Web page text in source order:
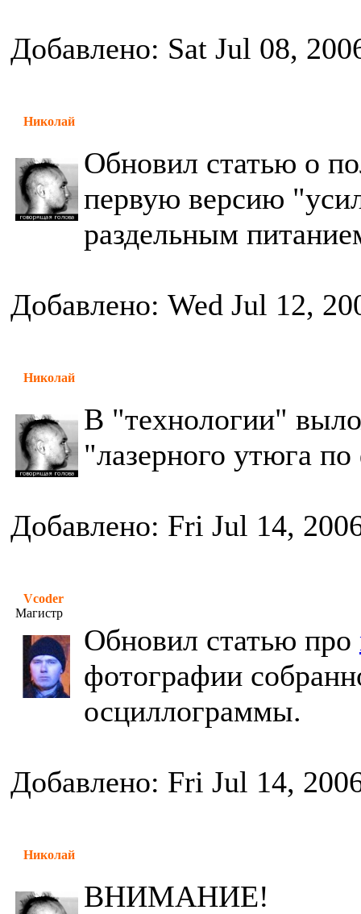
Добавлено: Sat Jul 08,
Николай
Обновил статью о
первую версию
раздельным
Добавлено: Wed Jul 12,
Николай
В "технологии"
"лазерного утюга
Добавлено: Fri Jul 14,
Vcoder
Магистр
Обновил статью про
фотографии
осциллограммы.
Добавлено: Fri Jul 14,
Николай
ВНИМАНИЕ!